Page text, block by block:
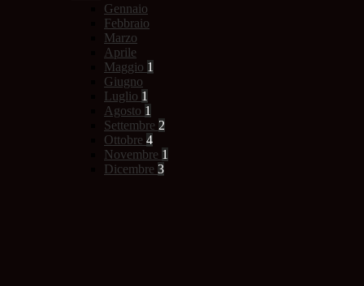
Gennaio
Febbraio
Marzo
Aprile
Maggio 1
Giugno
Luglio 1
Agosto 1
Settembre 2
Ottobre 4
Novembre 1
Dicembre 3